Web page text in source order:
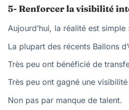
5- Renforcer la visibilité
Aujourd’hui, la réalité est simple
La plupart des récents Ballons
Très peu ont bénéficié de
Très peu ont gagné une
Non pas par manque de talent.